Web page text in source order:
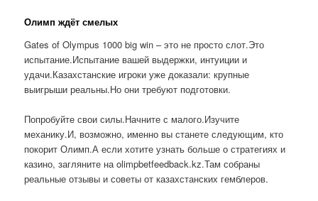
Олимп ждёт смелых
Gates of Olympus 1000 big win – это не просто слот.Это
испытание.Испытание вашей выдержки, интуиции и
удачи.Казахстанские игроки уже доказали: крупные
выигрыши реальны.Но они требуют подготовки.
Попробуйте свои силы.Начните с малого.Изучите
механику.И, возможно, именно вы станете следующим, кто
покорит Олимп.А если хотите узнать больше о стратегиях и
казино, загляните на olimpbetfeedback.kz.Там собраны
реальные отзывы и советы от казахстанских гемблеров.